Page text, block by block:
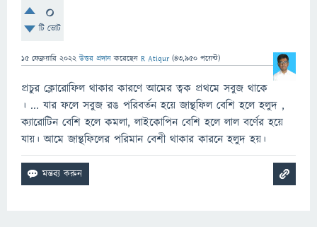
0
টি ভোট
15 ফেব্রুয়ারি 2022 উত্তর প্রদান করেছেন R Atiqur (43,950 পয়েন্ট)
প্রচুর ক্লোরোফিল থাকার কারণে আমের ত্বক প্রথমে সবুজ থাকে
। ... যার ফলে সবুজ রঙ পরিবর্তন হয়ে জান্থফিল বেশি হলে হলুদ ,
ক্যারোটিন বেশি হলে কমলা, লাইকোপিন বেশি হলে লাল বর্ণের হয়ে
যায়। আমে জান্থফিলের পরিমান বেশী থাকার কারনে হলুদ হয়।